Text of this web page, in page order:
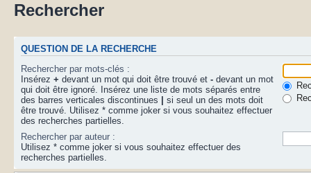
Rechercher
QUESTION DE LA RECHERCHE
Rechercher par mots-clés :
Insérez + devant un mot qui doit être trouvé et - devant un mot
qui doit être ignoré. Insérez une liste de mots séparés entre
des barres verticales discontinues
si seul un des mots doit
être trouvé. Utilisez * comme joker si vous souhaitez effectuer
des recherches partielles.
Rechercher par auteur :
Utilisez * comme joker si vous souhaitez effectuer des
recherches partielles.